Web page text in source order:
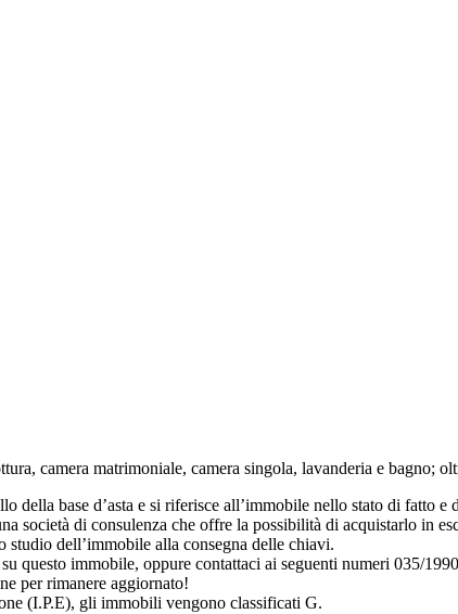
camera matrimoniale, camera singola, lavanderia e bagno;
base d’asta e si riferisce all’immobile nello stato di fatto
di consulenza che offre la possibilità di acquistarlo in
studio dell’immobile alla consegna delle chiavi.
immobile, oppure contattaci ai seguenti numeri 035/
per rimanere aggiornato!
(I.P.E), gli immobili vengono classificati G.